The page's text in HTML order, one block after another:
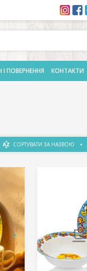
І ПОВЕРНЕННЯ КОНТАКТИ
СОРТУВАТИ ЗА НАЗВОЮ